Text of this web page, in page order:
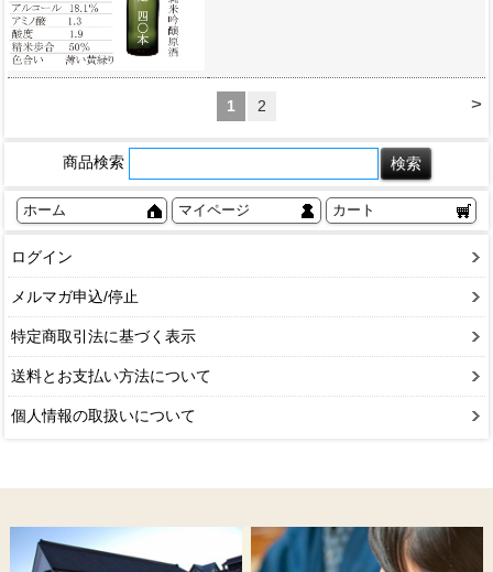
>
1 2
商品検索
ホーム マイページ カート
ログイン
メルマガ申込/停止
特定商取引法に基づく表示
送料とお支払い方法について
個人情報の取扱いについて